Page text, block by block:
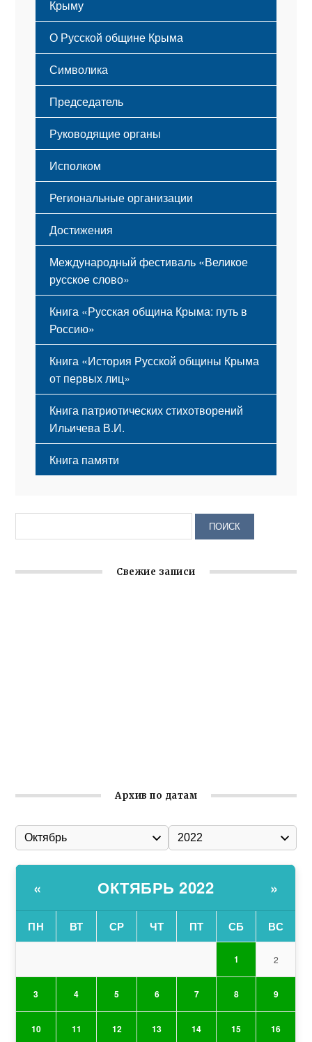
Крыму
Русский Крым
О Русской общине Крыма
Этапы становления
Принципы деятельности
Структура
Мероприятия
Символика
Флаг
Герб
Гимн
Председатель
Руководящие органы
Исполком
Региональные организации
Достижения
Международный фестиваль «Великое
русское слово»
Книга «Русская община Крыма: путь в
Россию»
Книга «История Русской общины Крыма
от первых лиц»
Книга патриотических стихотворений
Ильичева В.И.
Книга памяти
Свежие записи
Архив по датам
« ОКТЯБРЬ 2022 »
ПН ВТ СР ЧТ ПТ СБ ВС
1 2
3 4 5 6 7 8 9
10 11 12 13 14 15 16